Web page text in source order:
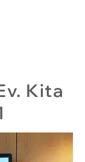
Kita